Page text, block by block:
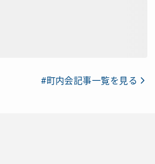
#町内会記事一覧を見る